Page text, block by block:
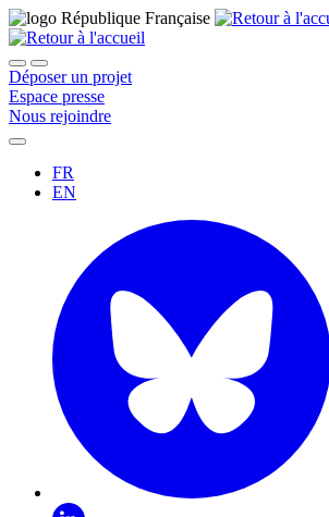
Déposer un projet
Espace presse
Nous rejoindre
FR
EN